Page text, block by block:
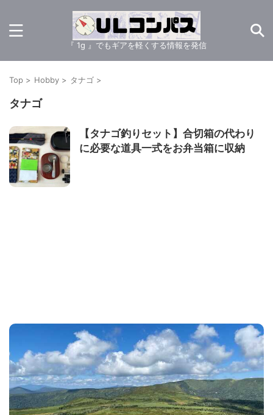
『 1g 』でもギアを軽くする情報を発信
Top > Hobby > タナゴ >
タナゴ
【タナゴ釣りセット】合切箱の代わり
に必要な道具一式をお弁当箱に収納